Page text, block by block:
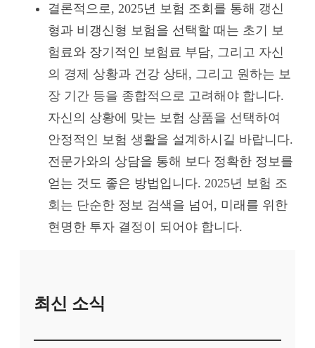
결론적으로, 2025년 보험 조회를 통해 갱신
형과 비갱신형 보험을 선택할 때는 초기 보
험료와 장기적인 보험료 부담, 그리고 자신
의 경제 상황과 건강 상태, 그리고 원하는 보
장 기간 등을 종합적으로 고려해야 합니다.
자신의 상황에 맞는 보험 상품을 선택하여
안정적인 보험 생활을 설계하시길 바랍니다.
전문가와의 상담을 통해 보다 정확한 정보를
얻는 것도 좋은 방법입니다. 2025년 보험 조
회는 단순한 정보 검색을 넘어, 미래를 위한
현명한 투자 결정이 되어야 합니다.
최신 소식